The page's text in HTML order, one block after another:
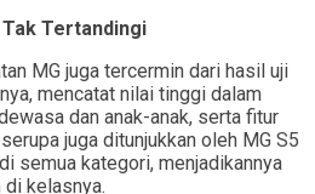
Tak Tertandingi
MG juga tercermin dari hasil uji
mencatat nilai tinggi dalam
dan anak-anak, serta fitur
juga ditunjukkan oleh MG S5
semua kategori, menjadikannya
di kelasnya.